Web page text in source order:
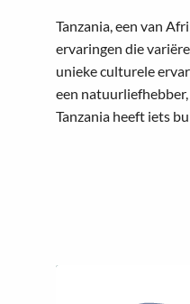
Tanzania, een van
ervaringen die
unieke culturele
een
Tanzania heeft iets